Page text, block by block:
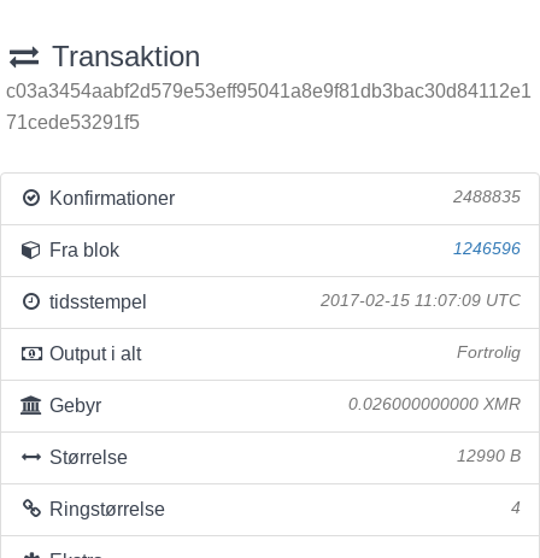
Transaktion
c03a3454aabf2d579e53eff95041a8e9f81db3bac30d84112e1
71cede53291f5
Konfirmationer 2488835
Fra blok 1246596
tidsstempel 2017-02-15 11:07:09 UTC
Output i alt Fortrolig
Gebyr 0.026000000000 XMR
Størrelse 12990 B
Ringstørrelse 4